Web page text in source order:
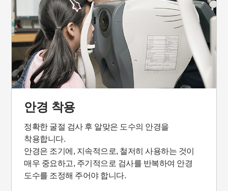
안경 착용
정확한 굴절 검사 후 알맞은 도수의 안경을
착용합니다.
안경은 조기에, 지속적으로, 철저히 사용하는 것이
매우 중요하고, 주기적으로 검사를 반복하여 안경
도수를 조정해 주어야 합니다.